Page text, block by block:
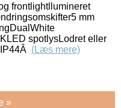
frontlightllumineret
mm
spotlysLodret eller
(Læs mere)
»